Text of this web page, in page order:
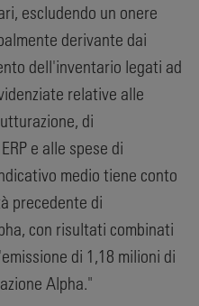
escludendo un onere
derivante dai
dell'inventario legati ad
relative alle
di
e alle spese di
medio tiene conto
precedente di
con risultati combinati
di 1,18 milioni di
Alpha."